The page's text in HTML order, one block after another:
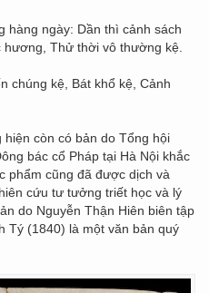
hàng ngày: Dần thì cảnh sách
Thử thời vô thường kệ.
chúng kệ, Bát khổ kệ, Cảnh
còn có bản do Tổng hội
bác cổ Pháp tại Hà Nội khắc
phẩm cũng đã được dịch và
cứu tư tưởng triết học và lý
do Nguyễn Thận Hiên biên tập
Tý (1840) là một văn bản quý